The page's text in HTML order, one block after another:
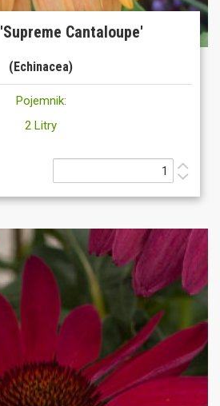
Cantaloupe'
(Echinacea)
Pojemnik:
2 Litry